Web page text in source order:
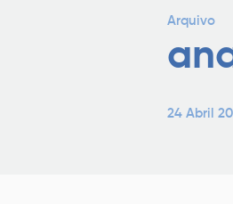
Arquivo
24 Abril